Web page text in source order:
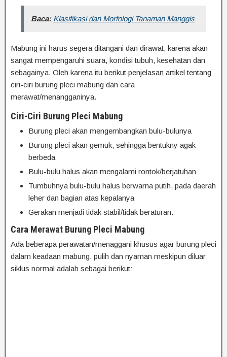
Baca: Klasifikasi dan Morfologi Tanaman Manggis
Mabung ini harus segera ditangani dan dirawat, karena akan
sangat mempengaruhi suara, kondisi tubuh, kesehatan dan
sebagainya. Oleh karena itu berikut penjelasan artikel tentang
ciri-ciri burung pleci mabung dan cara
merawat/menangganinya.
Ciri-Ciri Burung Pleci Mabung
Burung pleci akan mengembangkan bulu-bulunya
Burung pleci akan gemuk, sehingga bentukny agak
berbeda
Bulu-bulu halus akan mengalami rontok/berjatuhan
Tumbuhnya bulu-bulu halus berwarna putih, pada daerah
leher dan bagian atas kepalanya
Gerakan menjadi tidak stabil/tidak beraturan.
Cara Merawat Burung Pleci Mabung
Ada beberapa perawatan/menaggani khusus agar burung pleci
dalam keadaan mabung, pulih dan nyaman meskipun diluar
siklus normal adalah sebagai berikut: